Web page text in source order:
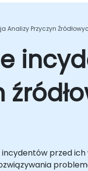
Analizy Przyczyn
przed